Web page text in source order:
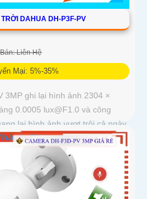
DAHUA DH-P3F-PV
Liên Hệ
Mại: 5%-35%
3MP ghi lại hình ảnh 2304 ×
0.0005 lux@F1.0 và công
lại hình ảnh vượt trội cả ngày